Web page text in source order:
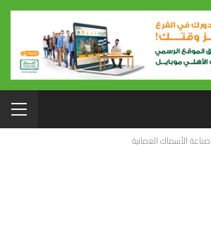
الأسماك العمانية